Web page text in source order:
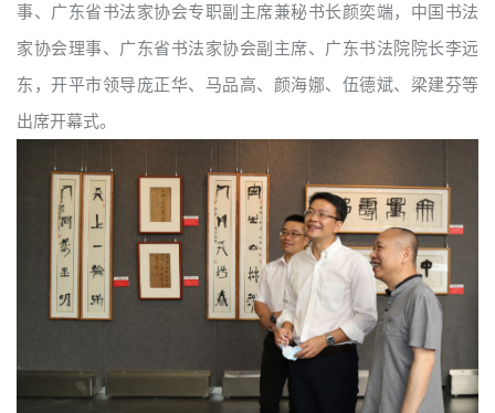
事、广东省书法家协会专职副主席兼秘书长颜奕端，中国书法
家协会理事、广东省书法家协会副主席、广东书法院院长李远
东，开平市领导庞正华、马品高、颜海娜、伍德斌、梁建芬等
出席开幕式。